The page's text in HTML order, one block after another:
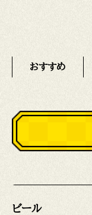
おすすめ
ビール